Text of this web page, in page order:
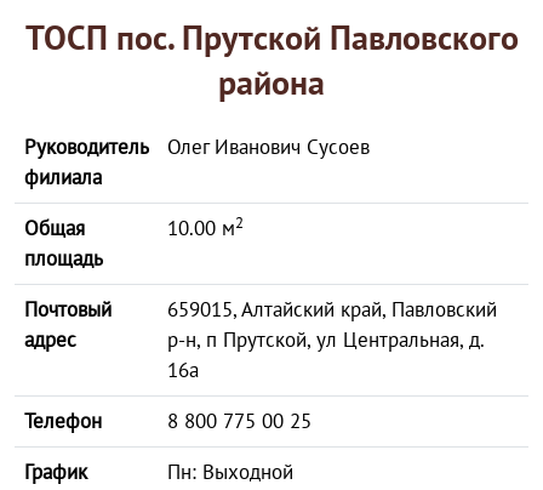
ТОСП пос. Прутской Павловского
района
Руководитель
филиала
Олег Иванович Сусоев
Общая
площадь
10.00 м2
Почтовый
адрес
659015, Алтайский край, Павловский
р-н, п Прутской, ул Центральная, д.
16а
Телефон
8 800 775 00 25
График
Пн: Выходной